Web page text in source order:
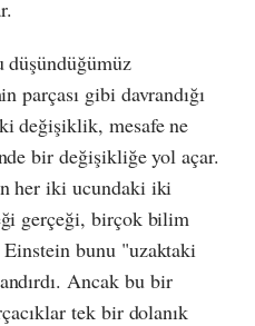
düşündüğümüz
parçası gibi davrandığı
değişiklik, mesafe ne
bir değişikliğe yol açar.
her iki ucundaki iki
gerçeği, birçok bilim
bunu "uzaktaki
Ancak bu bir
tek bir dolanık